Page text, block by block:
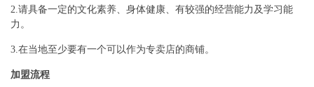
2.请具备一定的文化素养、身体健康、有较强的经营能力及学习能
力。
3.在当地至少要有一个可以作为专卖店的商铺。
加盟流程